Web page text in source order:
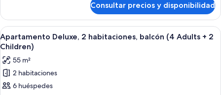
(4
Adults
+
1
Child)
Deluxe,
habitaciones,
balcón
Adults
+
Child)
Consultar precios y disponibilidad
Abrir
todas
las
fotos
de
Apartamento
Una sala de estar moderna con un
6
Apartamento Deluxe, 2 habitaciones, balcón (4 Adults + 2
Children)
55 m²
2 habitaciones
6 huéspedes